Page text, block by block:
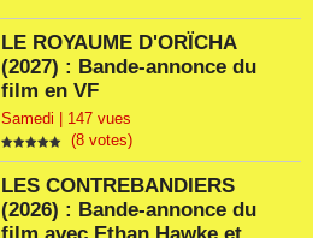
LE ROYAUME D'ORÏCHA
(2027) : Bande-annonce du
film en VF
Samedi | 147 vues
(8 votes)
LES CONTREBANDIERS
(2026) : Bande-annonce du